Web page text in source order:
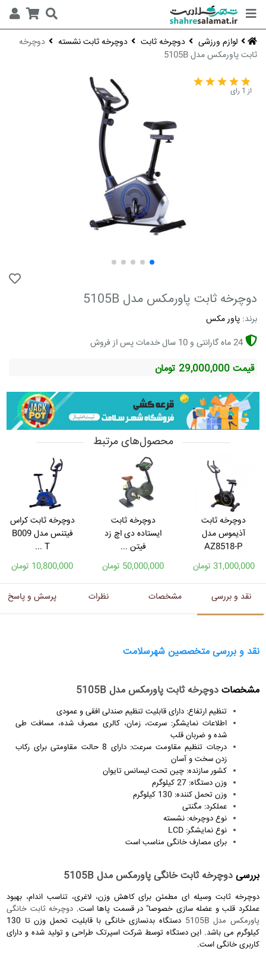
لوازم ورزشی دوچرخه ثابت دوچرخه ثابت نشسته
دوچرخه
ثابت پاورمکس مدل 5105B
از 1 رای
دوچرخه ثابت پاورمکس مدل 5105B
برند: پاور مکس
قیمت 29,000,000 تومان
محصول‌های مرتبط
دوچرخه ثابت
آذیموس مدل
AZ8518-P
31,000,000 تومان
دوچرخه ثابت
ایستاده دی اچ زد
فیتن ...
50,000,000 تومان
دوچرخه ثابت کراس
فیتنس مدل B009
T ...
10,800,000 تومان
نقد و بررسی مشخصات نظرات پرسش و پاسخ
نقد و بررسی متخصصین شهرسلامت
مشخصاتدوچرخه ثابت پاورمکس مدل 5105B
تنظیم ارتفاع: دارای قابلیت تنظیم صندلی افقی و عمودی
اطلاعات نمایشگر: سرعت، زمان، کالری مصرف شده، مسافت طی
شده و ضربان قلب
درجات تنظیم مقاومت سرعت: دارای 8 حالت مقاومتی برای رکاب
زدن سخت و آسان
کشور سازنده: چین تحت لیسانس تایوان
وزن دستگاه: 27 کیلوگرم
وزن تحمل کننده: 130 کیلوگرم
عملکرد: مگنتی
نوع دوچرخه: نشسته
نوع نمایشگر: LCD
برای مصارف خانگی مناسب است
بررسیدوچرخه ثابت خانگی پاورمکس مدل 5105B
دوچرخه ثابت وسیله ای مطمئن برای کاهش وزن، لاغری، تناسب اندام، بهبود
عملکرد قلب و عضله سازی خصوصا" در قسمت پاها است. دوچرخه ثابت خانگی
پاورمکس مدل 5105B
دستگاه بدنسازی خانگی با قابلیت تحمل وزن تا 130
کیلوگرم می باشد. این دستگاه توسط شرکت اسپرتک طراحی و تولید شده و دارای
کاربری خانگی است.